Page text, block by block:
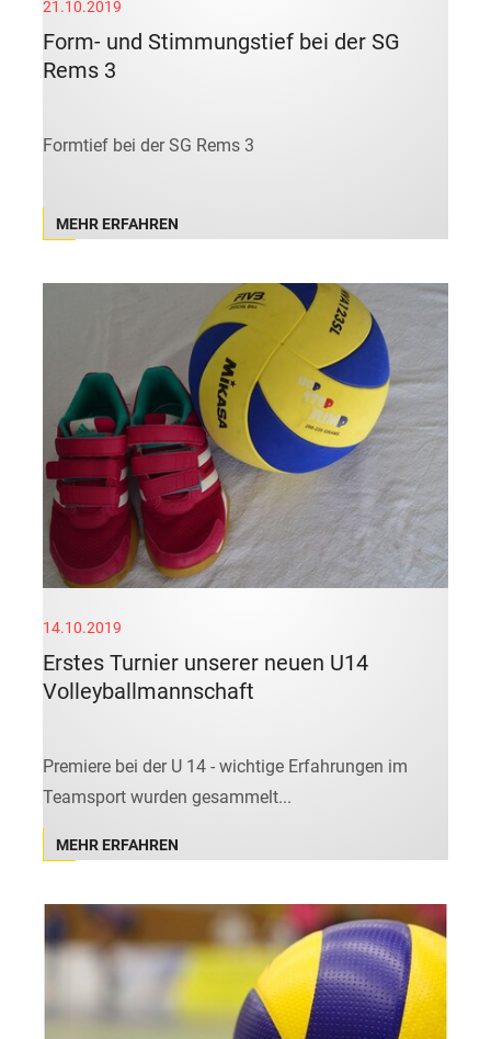
21.10.2019
Form- und Stimmungstief bei der SG
Rems 3
Formtief bei der SG Rems 3
MEHR ERFAHREN
14.10.2019
Erstes Turnier unserer neuen U14
Volleyballmannschaft
Premiere bei der U 14 - wichtige Erfahrungen im
Teamsport wurden gesammelt...
MEHR ERFAHREN